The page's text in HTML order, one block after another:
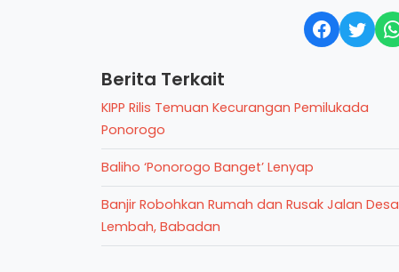
Berita Terkait
KIPP Rilis Temuan Kecurangan Pemilukada
Ponorogo
Baliho ‘Ponorogo Banget’ Lenyap
Banjir Robohkan Rumah dan Rusak Jalan Desa
Lembah, Babadan